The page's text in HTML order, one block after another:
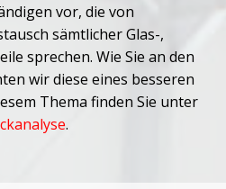
vor, die von
sämtlicher Glas-,
sprechen. Wie Sie an den
wir diese eines besseren
Thema finden Sie unter
.